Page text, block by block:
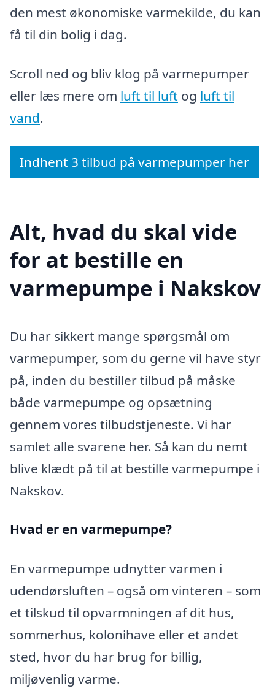
den mest økonomiske varmekilde, du kan
få til din bolig i dag.
Scroll ned og bliv klog på varmepumper
eller læs mere om luft til luft og luft til
vand.
Indhent 3 tilbud på varmepumper her
Alt, hvad du skal vide
for at bestille en
varmepumpe i Nakskov
Du har sikkert mange spørgsmål om
varmepumper, som du gerne vil have styr
på, inden du bestiller tilbud på måske
både varmepumpe og opsætning
gennem vores tilbudstjeneste. Vi har
samlet alle svarene her. Så kan du nemt
blive klædt på til at bestille varmepumpe i
Nakskov.
Hvad er en varmepumpe?
En varmepumpe udnytter varmen i
udendørsluften – også om vinteren – som
et tilskud til opvarmningen af dit hus,
sommerhus, kolonihave eller et andet
sted, hvor du har brug for billig,
miljøvenlig varme.